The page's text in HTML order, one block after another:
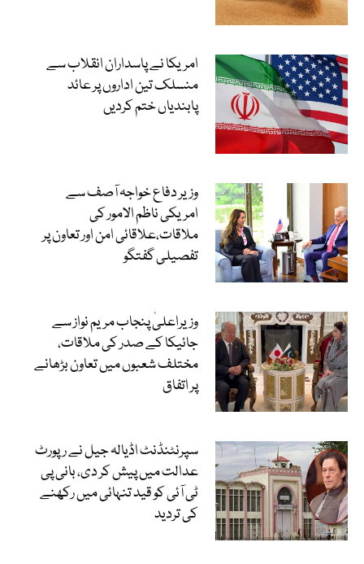
امریکا نے پاسداران انقلاب سے
منسلک تین اداروں پر عائد
پابندیاں ختم کردیں
وزیر دفاع خواجہ آصف سے
امریکی ناظم الامور کی
ملاقات،علاقائی امن اور تعاون پر
تفصیلی گفتگو
وزیراعلیٰ پنجاب مریم نواز سے
جائیکا کے صدر کی ملاقات،
مختلف شعبوں میں تعاون بڑھانے
پر اتفاق
سپرنٹنڈنٹ اڈیالہ جیل نے رپورٹ
عدالت میں پیش کر دی، بانی پی
ٹی آئی کو قید تنہائی میں رکھنے
کی تردید